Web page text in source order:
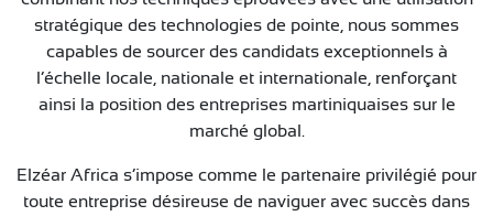
stratégique des technologies de pointe, nous sommes
capables de sourcer des candidats exceptionnels à
l’échelle locale, nationale et internationale, renforçant
ainsi la position des entreprises martiniquaises sur le
marché global.
Elzéar Africa s’impose comme le partenaire privilégié pour
toute entreprise désireuse de naviguer avec succès dans